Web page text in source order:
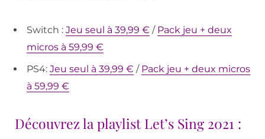
Switch : Jeu seul à 39,99 € / Pack jeu + deux
micros à 59,99 €
PS4: Jeu seul à 39,99 € / Pack jeu + deux micros
à 59,99 €
Découvrez la playlist Let’s Sing 2021 :